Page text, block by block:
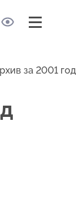
за 2001 год